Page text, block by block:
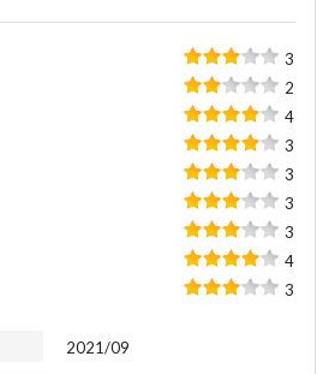
3
2
4
3
3
3
3
4
3
2021/09